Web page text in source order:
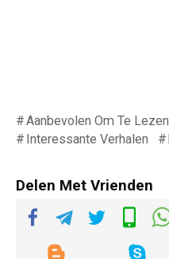
Aanbevolen Om Te Lezen
Interessante Verhalen
Delen Met Vrienden